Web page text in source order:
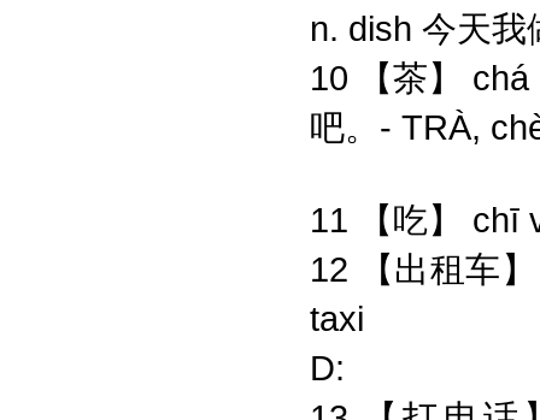
n. dish 今天我
10 【茶】
吧。- TRÀ,
11 【吃】 chī
12 【出租车
taxi
D: